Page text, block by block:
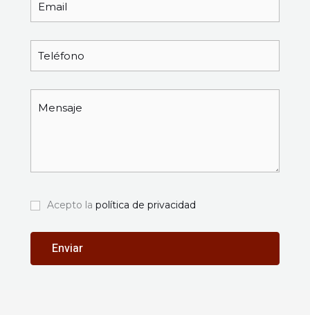
Acepto la política de privacidad